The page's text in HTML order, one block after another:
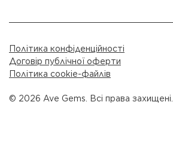
© 2026 Ave Gems. Всі права захищені.
Політика конфіденційності
Договір публічної оферти
Політика cookie-файлів